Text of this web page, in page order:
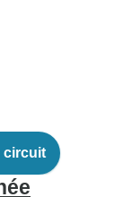
circuit